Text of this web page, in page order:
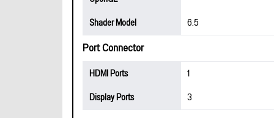
Shader Model
6.5
Port Connector
HDMI Ports
1
Display Ports
3